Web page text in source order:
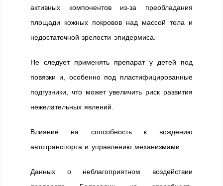
активных компонентов из-за преобладания
площади кожных покровов над массой тела и
недостаточной зрелости эпидермиса.
Не следует применять препарат у детей под
повязки и, особенно под пластифицированные
подгузники, что может увеличить риск развития
нежелательных явлений.
Влияние на способность к вождению
автотранспорта и управлению механизмами
Данных о неблагоприятном воздействии